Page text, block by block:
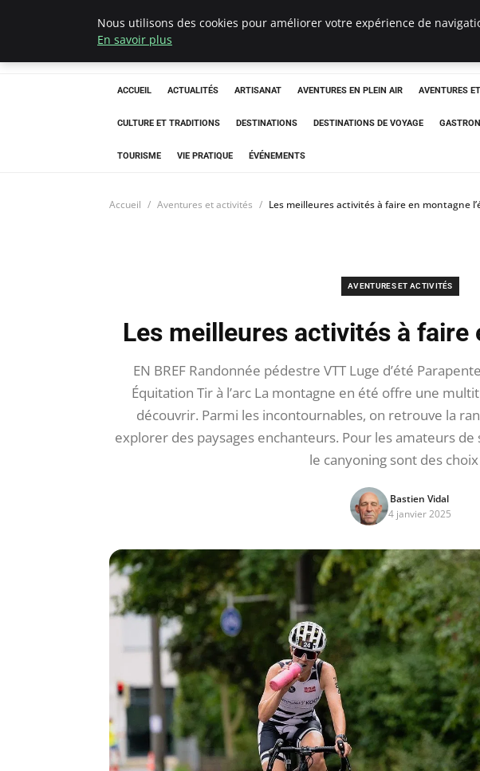
Correze Co
ACCUEIL ACTUALITÉS ARTISANAT AVENTURES EN PLEIN AIR AVENTURES
CULTURE ET TRADITIONS DESTINATIONS DESTINATIONS DE VOYAGE
TOURISME VIE PRATIQUE ÉVÉNEMENTS
Accueil Aventures et activités Les meilleures activités à faire en montagne
AVENTURES ET ACTIVITÉS
Les meilleures activités à faire
EN BREF Randonnée pédestre VTT Luge d’été
Équitation Tir à l’arc La montagne en été offre une
découvrir. Parmi les incontournables, on retrouve la
explorer des paysages enchanteurs. Pour les amateurs
le canyoning sont des
Bastien Vidal
4 janvier 2025
Nous utilisons des cookies pour améliorer votre expérience de
En savoir plus